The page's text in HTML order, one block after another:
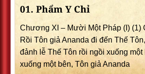
01. Phẩm Y Chỉ
Chương XI – Mười Một Pháp (I) (1)
Rồi Tôn giả Ananda đi đến Thế
đảnh lễ Thế Tôn rồi ngồi xuống một
xuống một bên, Tôn giả Ananda